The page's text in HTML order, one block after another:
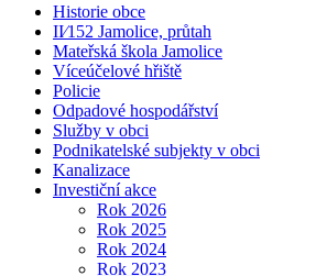
Historie obce
II⁄152 Jamolice, průtah
Mateřská škola Jamolice
Víceúčelové hřiště
Policie
Odpadové hospodářství
Služby v obci
Podnikatelské subjekty v obci
Kanalizace
Investiční akce
Rok 2026
Rok 2025
Rok 2024
Rok 2023